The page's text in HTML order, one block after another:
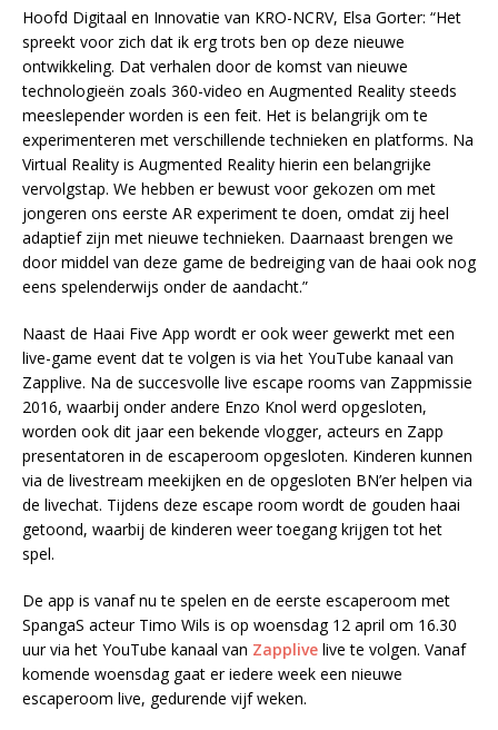
Hoofd Digitaal en Innovatie van KRO-NCRV, Elsa Gorter: “Het
spreekt voor zich dat ik erg trots ben op deze nieuwe
ontwikkeling. Dat verhalen door de komst van nieuwe
technologieën zoals 360-video en Augmented Reality steeds
meeslepender worden is een feit. Het is belangrijk om te
experimenteren met verschillende technieken en platforms. Na
Virtual Reality is Augmented Reality hierin een belangrijke
vervolgstap. We hebben er bewust voor gekozen om met
jongeren ons eerste AR experiment te doen, omdat zij heel
adaptief zijn met nieuwe technieken. Daarnaast brengen we
door middel van deze game de bedreiging van de haai ook nog
eens spelenderwijs onder de aandacht.”
Naast de Haai Five App wordt er ook weer gewerkt met een
live-game event dat te volgen is via het YouTube kanaal van
Zapplive. Na de succesvolle live escape rooms van Zappmissie
2016, waarbij onder andere Enzo Knol werd opgesloten,
worden ook dit jaar een bekende vlogger, acteurs en Zapp
presentatoren in de escaperoom opgesloten. Kinderen kunnen
via de livestream meekijken en de opgesloten BN’er helpen via
de livechat. Tijdens deze escape room wordt de gouden haai
getoond, waarbij de kinderen weer toegang krijgen tot het
spel.
De app is vanaf nu te spelen en de eerste escaperoom met
SpangaS acteur Timo Wils is op woensdag 12 april om 16.30
uur via het YouTube kanaal van Zapplive live te volgen. Vanaf
komende woensdag gaat er iedere week een nieuwe
escaperoom live, gedurende vijf weken.